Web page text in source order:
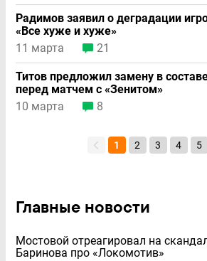
Радимов заявил о деградации
«Все хуже и хуже»
11 марта
21
Титов предложил замену в
перед матчем с «Зенитом»
10 марта
8
1 2 3 4 5
Главные новости
Мостовой отреагировал на
Баринова про «Локомотив»